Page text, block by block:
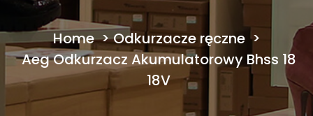
Home>Odkurzacze ręczne >
Aeg Odkurzacz Akumulatorowy Bhss 18
18V